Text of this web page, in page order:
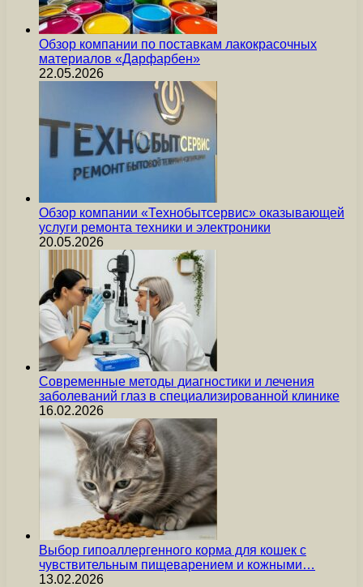
Обзор компании по поставкам лакокрасочных
материалов «Дарфарбен»
22.05.2026
Обзор компании «Технобытсервис» оказывающей
услуги ремонта техники и электроники
20.05.2026
Современные методы диагностики и лечения
заболеваний глаз в специализированной клинике
16.02.2026
Выбор гипоаллергенного корма для кошек с
чувствительным пищеварением и кожными…
13.02.2026